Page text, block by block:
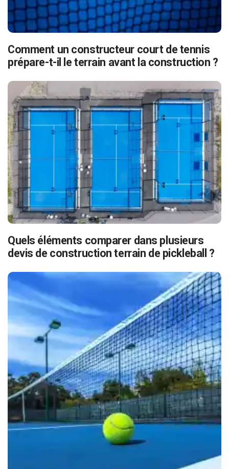
Comment un constructeur court de tennis
prépare-t-il le terrain avant la construction ?
Quels éléments comparer dans plusieurs
devis de construction terrain de pickleball ?